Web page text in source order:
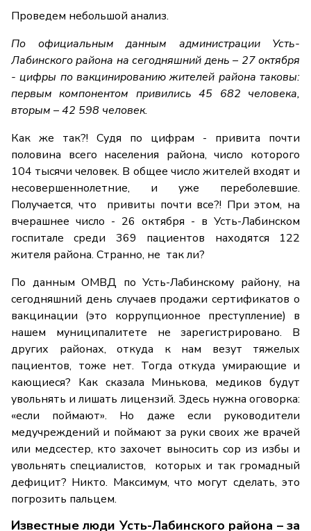
Проведем небольшой анализ.
По официальным данным администрации Усть-
Лабинского района на сегодняшний день – 27 октября
- цифры по вакцинированию жителей района таковы:
первым компонентом привились 45 682 человека,
вторым – 42 598 человек.
Как же так?! Судя по цифрам - привита почти
половина всего населения района, число которого
104 тысячи человек. В общее число жителей входят и
несовершеннолетние, и уже переболевшие.
Получается, что привиты почти все?! При этом, на
вчерашнее число - 26 октября - в Усть-Лабинском
госпитале среди 369 пациентов находятся 122
жителя района. Странно, не так ли?
По данным ОМВД по Усть-Лабинскому району, на
сегодняшний день случаев продажи сертификатов о
вакцинации (это коррупционное преступление) в
нашем муниципалитете не зарегистрировано. В
других районах, откуда к нам везут тяжелых
пациентов, тоже нет. Тогда откуда умирающие и
кающиеся? Как сказала Минькова, медиков будут
увольнять и лишать лицензий. Здесь нужна оговорка:
«если поймают». Но даже если руководители
медучреждений и поймают за руки своих же врачей
или медсестер, кто захочет выносить сор из избы и
увольнять специалистов, которых и так громадный
дефицит? Никто. Максимум, что могут сделать, это
погрозить пальцем.
Известные люди Усть-Лабинского района – за